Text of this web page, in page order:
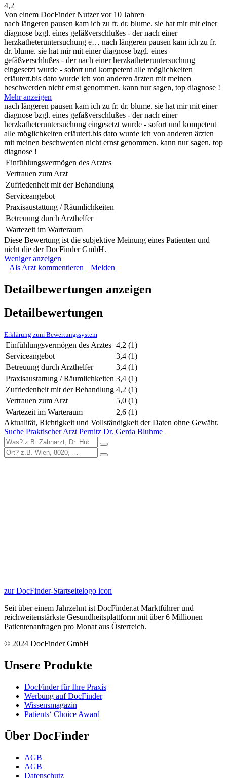
4,2
Von einem DocFinder Nutzervor 10 Jahren
nach längeren pausen kam ich zu fr. dr. blume. sie hat mir mit einer
diagnose bzgl. eines gefäßverschlußes - der nach einer
herzkatheteruntersuchung e… nach längeren pausen kam ich zu fr.
dr. blume. sie hat mir mit einer diagnose bzgl. eines
gefäßverschlußes - der nach einer herzkatheteruntersuchung
eingesetzt wurde - sofort und kompetent alle möglichkeiten
erläutert.bis dato wurde ich von anderen ärzten mit meinen
beschwerden nicht ernst genommen. kann nur sagen, top diagnose !
Mehr anzeigen
nach längeren pausen kam ich zu fr. dr. blume. sie hat mir mit einer
diagnose bzgl. eines gefäßverschlußes - der nach einer
herzkatheteruntersuchung eingesetzt wurde - sofort und kompetent
alle möglichkeiten erläutert.bis dato wurde ich von anderen ärzten
mit meinen beschwerden nicht ernst genommen. kann nur sagen, top
diagnose !
Einfühlungsvermögen des Arztes
Vertrauen zum Arzt
Zufriedenheit mit der Behandlung
Serviceangebot
Praxisaustattung / Räumlichkeiten
Betreuung durch Arzthelfer
Wartezeit im Warteraum
Diese Bewertung ist die subjektive Meinung eines Patienten und
nicht die der DocFinder GmbH.
Weniger anzeigen
Als Arzt kommentieren
Melden
Detailbewertungen anzeigen
Detailbewertungen
Erklärung zum Bewertungssystem
Einfühlungsvermögen des Arztes 4,2 (1)
Serviceangebot
3,4 (1)
Betreuung durch Arzthelfer
3,4 (1)
Praxisaustattung / Räumlichkeiten 3,4 (1)
Zufriedenheit mit der Behandlung 4,2 (1)
Vertrauen zum Arzt
5,0 (1)
Wartezeit im Warteraum
2,6 (1)
Aktualität, Richtigkeit und Vollständigkeit der Daten ohne Gewähr.
Suche Praktischer Arzt Pernitz Dr. Gerda Bluhme
zur DocFinder-Startseitelogo icon
Seit über einem Jahrzehnt ist DocFinder.at Marktführer und
reichweitenstärkste Gesundheitsplattform mit über 6 Millionen
Patientenanfragen pro Monat aus Österreich.
© 2024 DocFinder GmbH
Unsere Produkte
DocFinder für Ihre Praxis
Werbung auf DocFinder
Wissensmagazin
Patients‘ Choice Award
Über DocFinder
AGB
AGB
Datenschutz